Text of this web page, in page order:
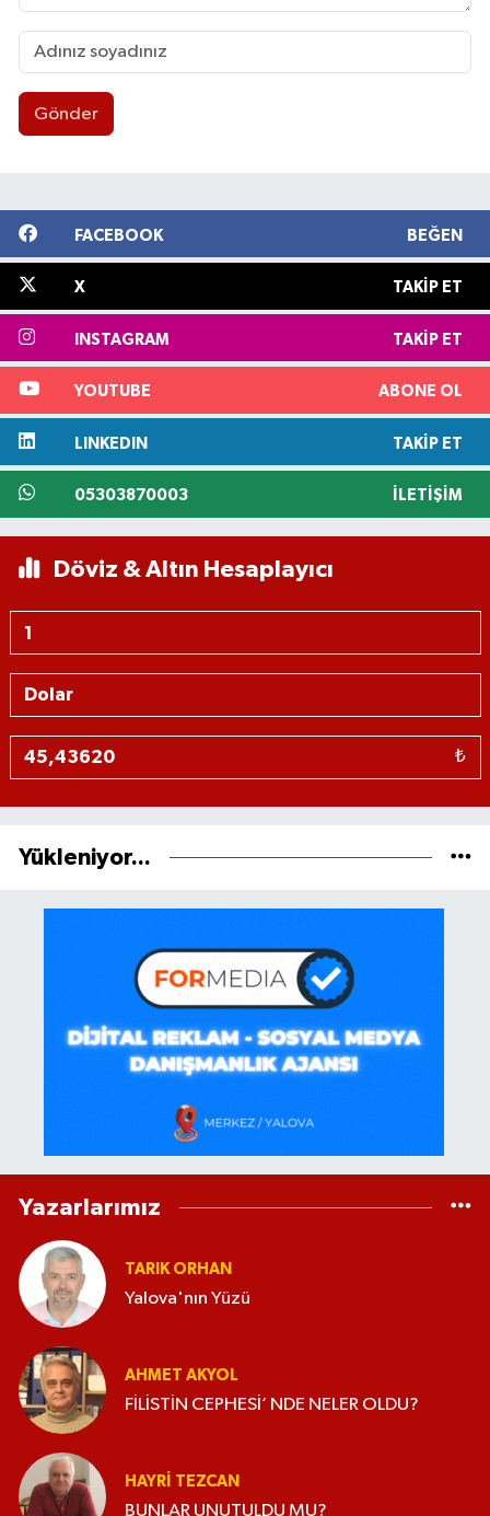
Gönder
FACEBOOK BEĞEN
X TAKIP ET
INSTAGRAM TAKIP ET
YOUTUBE ABONE OL
LINKEDIN TAKIP ET
05303870003 İLETIŞIM
Döviz & Altın Hesaplayıcı
₺
Yükleniyor...
Yazarlarımız
TARIK ORHAN
Yalova'nın Yüzü
AHMET AKYOL
FİLİSTİN CEPHESİ’ NDE NELER OLDU?
HAYRI TEZCAN
BUNLAR UNUTULDU MU?